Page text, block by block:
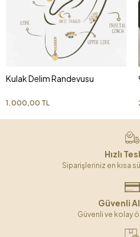
Kulak Delim Randevusu
1.000,00 TL
Hızlı
Siparişleriniz en kısa
Güvenli
Güvenli ve kolay